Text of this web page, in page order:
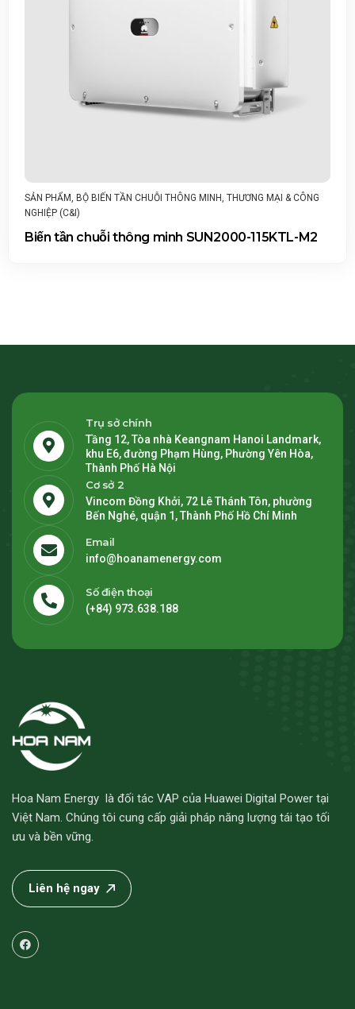
THƯƠNG MẠI & CÔNG
115KTL-M2
THƯƠNG MẠI & CÔNG NGHIỆP (C&I),SẢN
Trụ sở chính
Tầng 12, Tòa nhà Keangnam Hanoi Landmark,
khu E6, đường Phạm Hùng, Phường Yên Hòa,
Thành Phố Hà Nội
Cơ sở 2
Vincom Đồng Khởi, 72 Lê Thánh Tôn, phường
Bến Nghé, quận 1, Thành Phố Hồ Chí Minh
Email
info@hoanamenergy.com
Số điện thoại
(+84) 973.638.188
Hoa Nam Energy là đối tác VAP của Huawei Digital Power tại
Việt Nam. Chúng tôi cung cấp giải pháp năng lượng tái tạo tối
ưu và bền vững.
Liên hệ ngay